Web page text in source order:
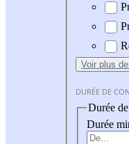
Voir plus
DURÉE DE
Durée
Durée